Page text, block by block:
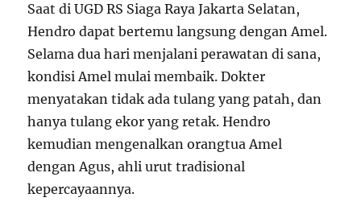
Saat di UGD RS Siaga Raya Jakarta Selatan,
Hendro dapat bertemu langsung dengan Amel.
Selama dua hari menjalani perawatan di sana,
kondisi Amel mulai membaik. Dokter
menyatakan tidak ada tulang yang patah, dan
hanya tulang ekor yang retak. Hendro
kemudian mengenalkan orangtua Amel
dengan Agus, ahli urut tradisional
kepercayaannya.